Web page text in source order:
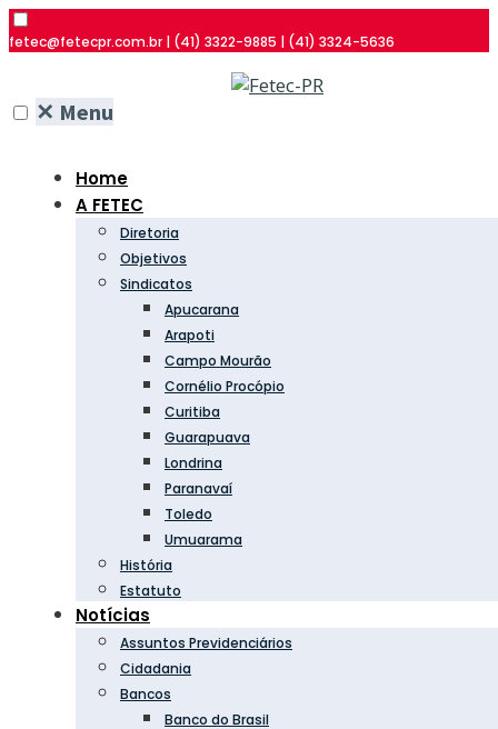
fetec@fetecpr.com.br | (41) 3322-9885 | (41) 3324-5636
✕ Menu
Home
A FETEC
Diretoria
Objetivos
Sindicatos
Apucarana
Arapoti
Campo Mourão
Cornélio Procópio
Curitiba
Guarapuava
Londrina
Paranavaí
Toledo
Umuarama
História
Estatuto
Notícias
Assuntos Previdenciários
Cidadania
Bancos
Banco do Brasil